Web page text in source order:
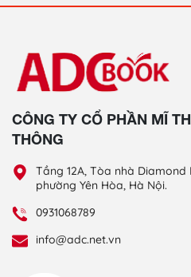
CÔNG TY CỔ PHẦN MĨ
THÔNG
Tầng 12A, Tòa nhà
phường Yên Hòa, Hà Nội.
0931068789
info@adc.net.vn